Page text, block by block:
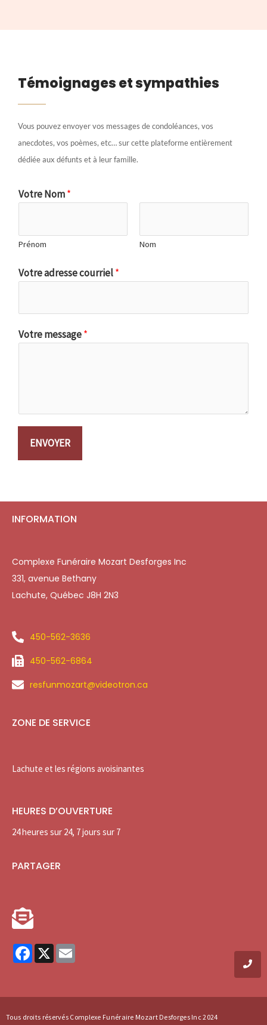
Témoignages et sympathies
Vous pouvez envoyer vos messages de condoléances, vos
anecdotes, vos poèmes, etc… sur cette plateforme entièrement
dédiée aux défunts et à leur famille.
Votre Nom*
Prénom Nom
Votre adresse courriel*
Votre message*
ENVOYER
INFORMATION
Complexe Funéraire Mozart Desforges Inc
331, avenue Bethany
Lachute, Québec J8H 2N3
450-562-3636
450-562-6864
resfunmozart@videotron.ca
ZONE DE SERVICE
Lachute et les régions avoisinantes
HEURES D’OUVERTURE
24 heures sur 24, 7 jours sur 7
PARTAGER
Facebook
X
Tous droits réservés Complexe Funéraire Mozart Desforges Inc 2024